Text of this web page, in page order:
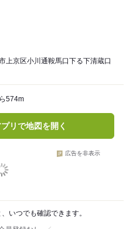
上京区小川通鞍馬口下る下清蔵口
574m
リで地図を開く
広告を非表示
いつでも確認できます。